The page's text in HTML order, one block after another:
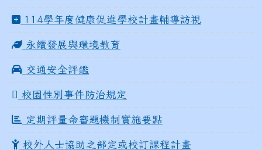
114學年度健康促進學校計畫輔導訪視
永續發展與環境教育
交通安全評鑑
校園性別事件防治規定
定期評量命審題機制實施要點
校外人士協助之部定或校訂課程計畫